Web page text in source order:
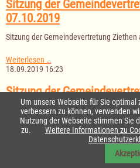
Gemeindevertretung
am
Sitzung der
07.10.2019
Sitzung der Gemeindevertretung Ziethen
Weiterlesen …
der
Ziethen
07.10.2019
18.09.2019 16:23
Sitzung der
Sitzung der Gemeindevertretung am
Weiterlesen …Sitzung
Gemeindevertretung
Gemeindevertretung
Um unsere Webseite für Sie
verbessern zu können, verwenden
Nutzung der Webseite stimmen Sie
zu.
Weitere Informationen zu